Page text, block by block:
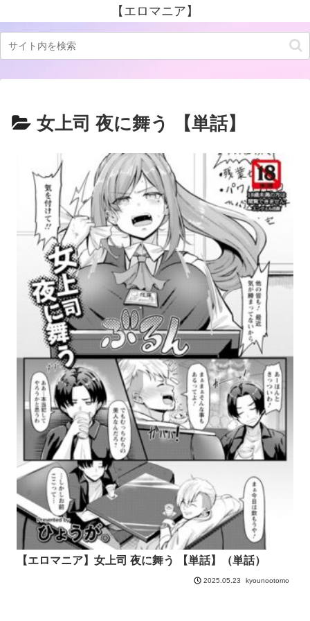
【エロマニア】
女上司 夜に舞う 【単話】
【エロマニア】女上司 夜に舞う 【単話】（単話）
2025.05.23 kyounootomo